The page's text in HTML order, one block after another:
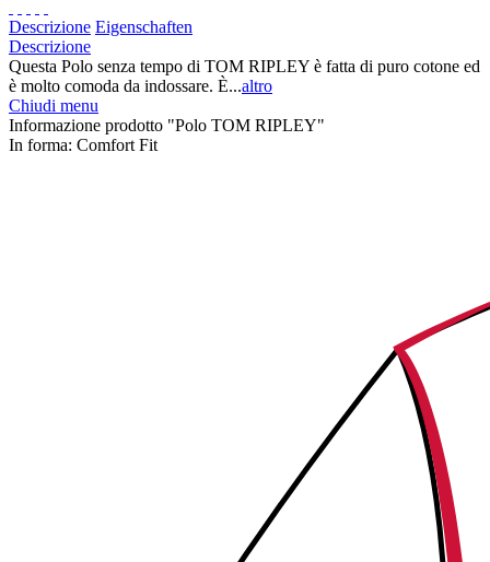
Descrizione Eigenschaften
Descrizione
Questa Polo senza tempo di TOM RIPLEY è fatta di puro cotone ed
è molto comoda da indossare. È...altro
Chiudi menu
Informazione prodotto "Polo TOM RIPLEY"
In forma: Comfort Fit